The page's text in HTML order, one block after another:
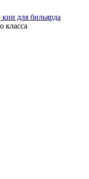
класса